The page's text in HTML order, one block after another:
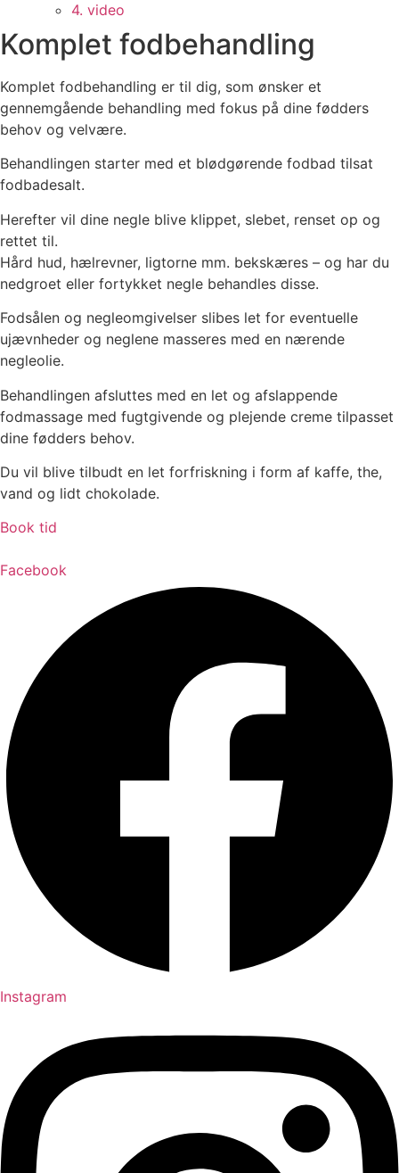
4. video
Komplet fodbehandling
Komplet fodbehandling er til dig, som ønsker et
gennemgående behandling med fokus på dine fødders
behov og velvære.
Behandlingen starter med et blødgørende fodbad tilsat
fodbadesalt.
Herefter vil dine negle blive klippet, slebet, renset op og
rettet til.
Hård hud, hælrevner, ligtorne mm. bekskæres – og har du
nedgroet eller fortykket negle behandles disse.
Fodsålen og negleomgivelser slibes let for eventuelle
ujævnheder og neglene masseres med en nærende
negleolie.
Behandlingen afsluttes med en let og afslappende
fodmassage med fugtgivende og plejende creme tilpasset
dine fødders behov.
Du vil blive tilbudt en let forfriskning i form af kaffe, the,
vand og lidt chokolade.
Book tid
Facebook
Instagram